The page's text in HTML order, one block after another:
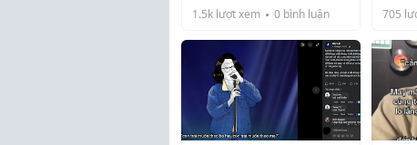
thuộc kiểu ăn gì cũng
được. Có hôm lười còn
gọi đồ ăn ngoài về cho
nhanh. Nhưng từ khi có
người yêu, mìn...
1.5k lượt xem 0 bình luận
của
ông
đẹp
705